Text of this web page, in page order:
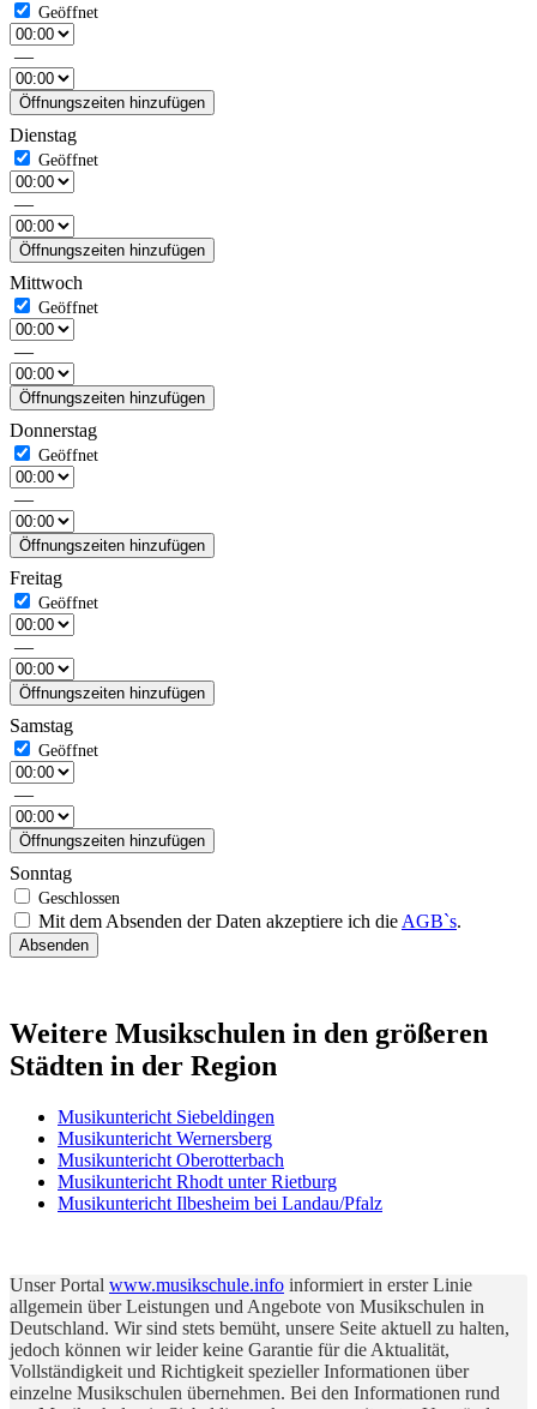
—
Öffnungszeiten hinzufügen
Dienstag
—
Öffnungszeiten hinzufügen
Mittwoch
—
Öffnungszeiten hinzufügen
Donnerstag
—
Öffnungszeiten hinzufügen
Freitag
—
Öffnungszeiten hinzufügen
Samstag
—
Öffnungszeiten hinzufügen
Sonntag
Mit dem Absenden der Daten akzeptiere ich die AGB`s.
Absenden
Weitere Musikschulen in den größeren
Städten in der Region
Musikuntericht Siebeldingen
Musikuntericht Wernersberg
Musikuntericht Oberotterbach
Musikuntericht Rhodt unter Rietburg
Musikuntericht Ilbesheim bei Landau/Pfalz
Unser Portal www.musikschule.info informiert in erster Linie
allgemein über Leistungen und Angebote von Musikschulen in
Deutschland. Wir sind stets bemüht, unsere Seite aktuell zu halten,
jedoch können wir leider keine Garantie für die Aktualität,
Vollständigkeit und Richtigkeit spezieller Informationen über
einzelne Musikschulen übernehmen. Bei den Informationen rund